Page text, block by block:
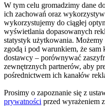
W tym celu gromadzimy dane
ich zachowań oraz
wykorzystujemy do ciągłej
wyświetlania dopasowanych
statystyk użytkowania.
zgodą i pod warunkiem, że sam
dostawcy – porównywać
zewnętrznych partnerów, aby
pośrednictwem ich kanałów
Prosimy o zapoznanie się z
prywatności przed wyrażeniem